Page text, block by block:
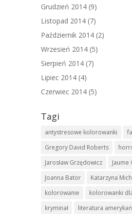
Grudzień 2014 (9)
Listopad 2014 (7)
Październik 2014 (2)
Wrzesień 2014 (5)
Sierpień 2014 (7)
Lipiec 2014 (4)
Czerwiec 2014 (5)
Tagi
antystresowe kolorowanki
Gregory David Roberts
Jarosław Grzędowicz
Jaume
Joanna Bator
Katarzyna
kolorowanie
kolorowanki
kryminał
literatura